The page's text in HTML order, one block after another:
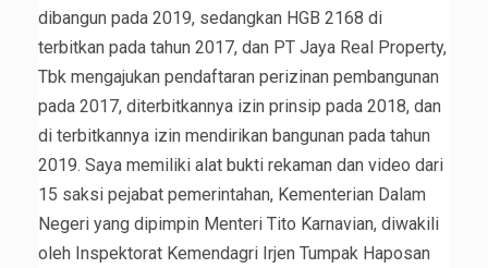
dibangun pada 2019, sedangkan HGB 2168 di
terbitkan pada tahun 2017, dan PT Jaya Real Property,
Tbk mengajukan pendaftaran perizinan pembangunan
pada 2017, diterbitkannya izin prinsip pada 2018, dan
di terbitkannya izin mendirikan bangunan pada tahun
2019. Saya memiliki alat bukti rekaman dan video dari
15 saksi pejabat pemerintahan, Kementerian Dalam
Negeri yang dipimpin Menteri Tito Karnavian, diwakili
oleh Inspektorat Kemendagri Irjen Tumpak Haposan